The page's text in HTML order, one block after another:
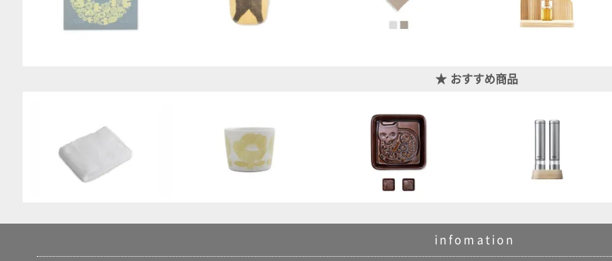
おすすめ商品
infomation